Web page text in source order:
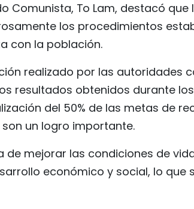
Comunista, To Lam, destacó
los procedimientos
con la población.
realizado por las autoridades
resultados obtenidos durante
del 50% de las metas de
un logro importante.
de mejorar las condiciones de
económico y social, lo que